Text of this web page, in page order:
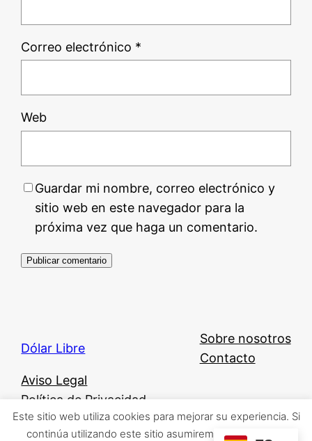
Correo electrónico *
Web
Guardar mi nombre, correo electrónico y
sitio web en este navegador para la
próxima vez que haga un comentario.
Dólar Libre
Sobre nosotros
Contacto
Aviso Legal
Política de Privacidad
Política de Cookies
Este sitio web utiliza cookies para mejorar su experiencia. Si
continúa utilizando este sitio asumiremos que está de